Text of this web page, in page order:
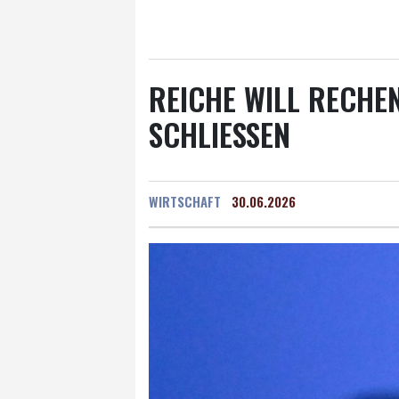
REICHE WILL
SCHLIESSEN
WIRTSCHAFT 30.06.2026